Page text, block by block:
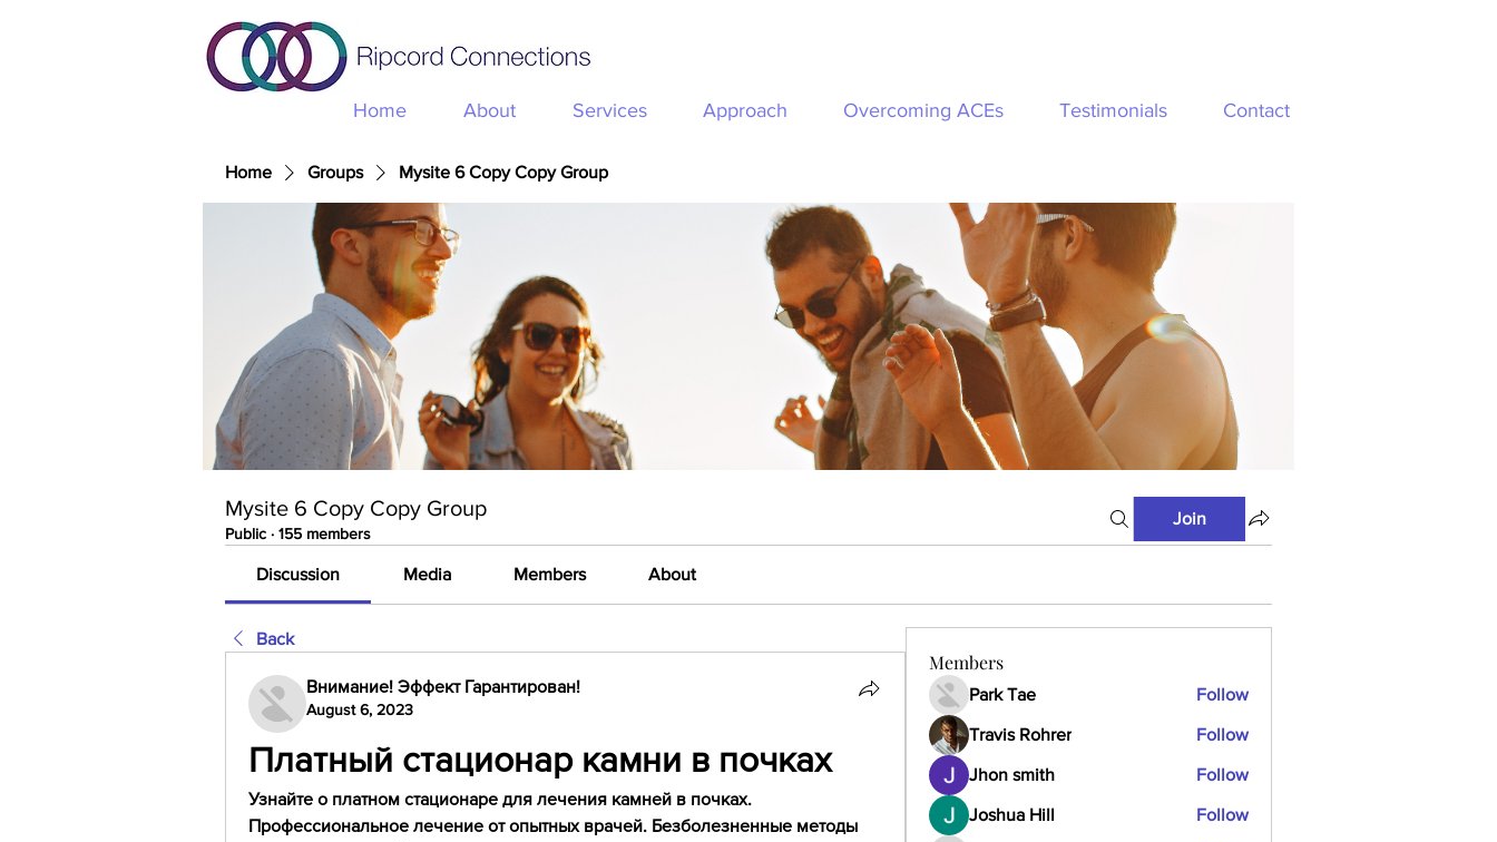
Home About Services Approach Overcoming ACEs Testimonials Contact
Home Groups Mysite 6 Copy Copy Group
Mysite 6 Copy Copy Group
Public · 155 members
Join
Discussion Media Members About
Back
Внимание! Эффект Гарантирован!
August 6, 2023
Платный стационар камни в почках
Узнайте о платном стационаре для лечения камней в почках.
Профессиональное лечение от опытных врачей. Безболезненные методы
Members
Park Tae Follow
Travis Rohrer Follow
Jhon smith Follow
Joshua Hill Follow